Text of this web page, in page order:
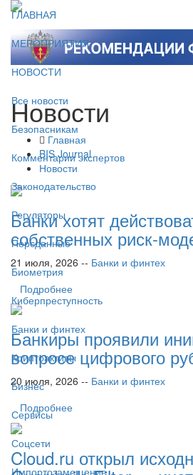
ГЛАВНАЯ
МЕРОПРИЯТИЯ
НОВОСТИ
Все новости
Безопасникам
Комментарии экспертов
Законодательство
Регуляторы
Персданные
Биометрия
Киберпреступность
Банки и финтех
Криптоактивы
Бизнес
Сервисы
Соцсети
Импортозамещение
Новости
Главная
BIS Journal
Новости
Банки хотят
собственных риск-
21 июля, 2026 -- Банки и финтех
Подробнее
Банкиры проявили
вопросе цифрового
20 июля, 2026 -- Банки и финтех
Подробнее
Cloud.ru открыл